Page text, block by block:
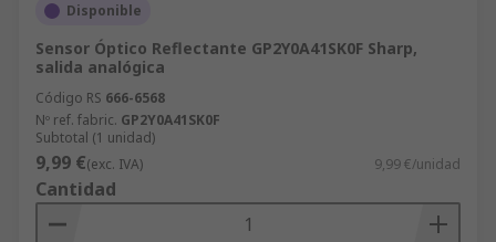
Disponible
Sensor Óptico Reflectante GP2Y0A41SK0F Sharp,
salida analógica
Código RS 666-6568
Nº ref. fabric. GP2Y0A41SK0F
Subtotal (1 unidad)
9,99 €(exc. IVA) 9,99 €/unidad
Cantidad